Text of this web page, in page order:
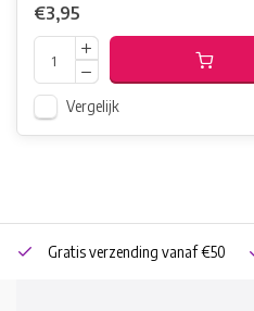
€3,95
Vergelijk
Gratis verzending vanaf €50